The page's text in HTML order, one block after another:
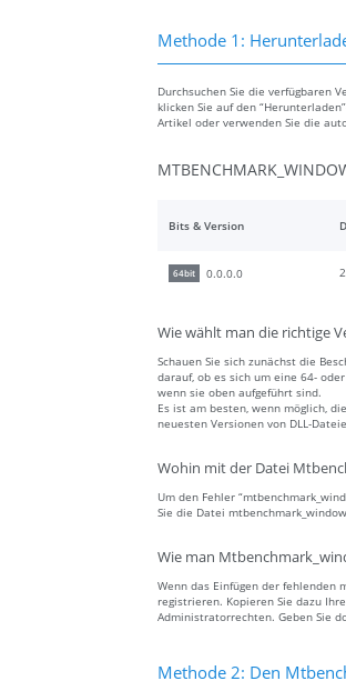
Methode 1:
Durchsuchen Sie die verfügbaren
klicken Sie auf den
Artikel oder verwenden Sie die
Bits & Version
64bit 0.0.0.0
Wie wählt man die richtige
Schauen Sie sich zunächst die
darauf, ob es sich um eine 64-
wenn sie oben aufgeführt sind.
Es ist am besten, wenn möglich,
neuesten Versionen von DLL-
Wohin mit der Datei
Um den Fehler
Sie die Datei
Wie man
Wenn das Einfügen der fehlenden
registrieren. Kopieren Sie dazu
Administratorrechten. Geben Sie
Methode 2: Den